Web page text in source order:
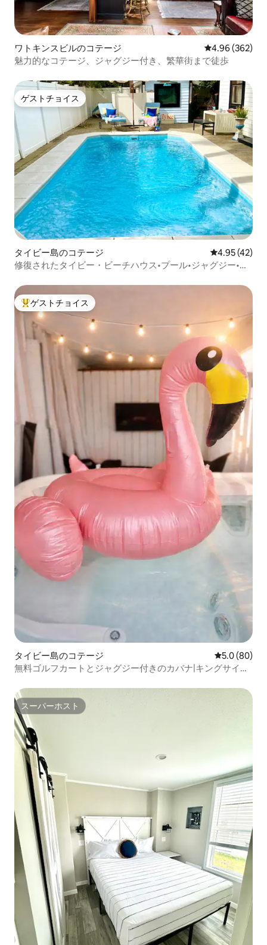
ワトキンスビルのコテージ レビュー362
4.96 (362)
魅力的なコテージ、ジャグジー付き、繁華街まで徒歩
ゲストチョイス
ゲストチョイス
タイビー島のコテージ レビュー42
4.95 (42)
修復されたタイビー・ビーチハウス•プール•ジャグジー•犬
大好評のゲストチョイスです。
ゲストチョイス
タイビー島のコテージ レビュー80
5.0 (80)
無料ゴルフカートとジャグジー付きのカバナ|キングサイズ
スーパーホスト
スーパーホスト